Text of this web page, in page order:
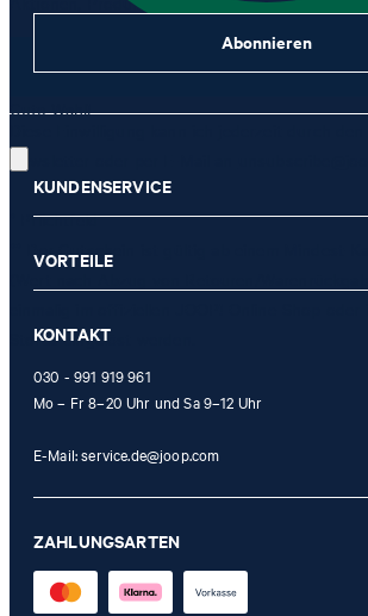
* Pflichtfeld
** Der Gutschein ist gültig ab einem Mindest-
Stores eingelöst werden.
Gute Wahl!
Abonnieren
KUNDENSERVICE
VORTEILE
KONTAKT
030 - 991 919 961
Mo – Fr 8–20 Uhr und Sa 9–12 Uhr
E-Mail:service.de@joop.com
ZAHLUNGSARTEN